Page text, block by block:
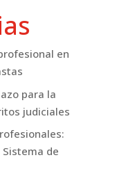
en
para la
judiciales
Sistema de